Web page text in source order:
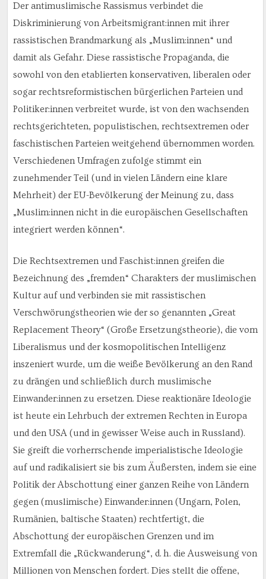
Der antimuslimische Rassismus verbindet die
Diskriminierung von Arbeitsmigrant:innen mit ihrer
rassistischen Brandmarkung als „Muslim:innen“ und
damit als Gefahr. Diese rassistische Propaganda, die
sowohl von den etablierten konservativen, liberalen oder
sogar rechtsreformistischen bürgerlichen Parteien und
Politiker:innen verbreitet wurde, ist von den wachsenden
rechtsgerichteten, populistischen, rechtsextremen oder
faschistischen Parteien weitgehend übernommen worden.
Verschiedenen Umfragen zufolge stimmt ein
zunehmender Teil (und in vielen Ländern eine klare
Mehrheit) der EU-Bevölkerung der Meinung zu, dass
„Muslim:innen nicht in die europäischen Gesellschaften
integriert werden können“.
Die Rechtsextremen und Faschist:innen greifen die
Bezeichnung des „fremden“ Charakters der muslimischen
Kultur auf und verbinden sie mit rassistischen
Verschwörungstheorien wie der so genannten „Great
Replacement Theory“ (Große Ersetzungstheorie), die vom
Liberalismus und der kosmopolitischen Intelligenz
inszeniert wurde, um die weiße Bevölkerung an den Rand
zu drängen und schließlich durch muslimische
Einwander:innen zu ersetzen. Diese reaktionäre Ideologie
ist heute ein Lehrbuch der extremen Rechten in Europa
und den USA (und in gewisser Weise auch in Russland).
Sie greift die vorherrschende imperialistische Ideologie
auf und radikalisiert sie bis zum Äußersten, indem sie eine
Politik der Abschottung einer ganzen Reihe von Ländern
gegen (muslimische) Einwander:innen (Ungarn, Polen,
Rumänien, baltische Staaten) rechtfertigt, die
Abschottung der europäischen Grenzen und im
Extremfall die „Rückwanderung“, d. h. die Ausweisung von
Millionen von Menschen fordert. Dies stellt die offene,